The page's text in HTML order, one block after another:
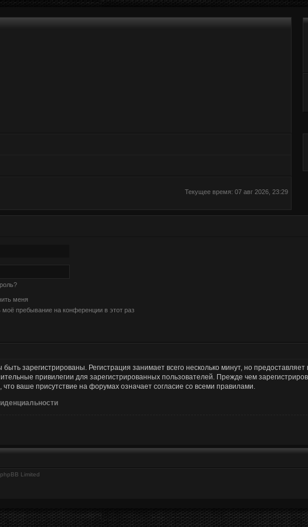
Текущее время: 07 авг 2026, 23:29
меня
моё пребывание на конференции в этот раз
зарегистрированы. Регистрация занимает всего несколько минут, но
привилегии для зарегистрированных пользователей. Прежде чем
ваше присутствие на форумах означает согласие со всеми правилами.
Limited